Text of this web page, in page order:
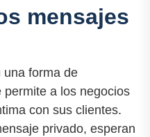
mensajes
una forma de
a los negocios
con sus clientes.
privado, esperan